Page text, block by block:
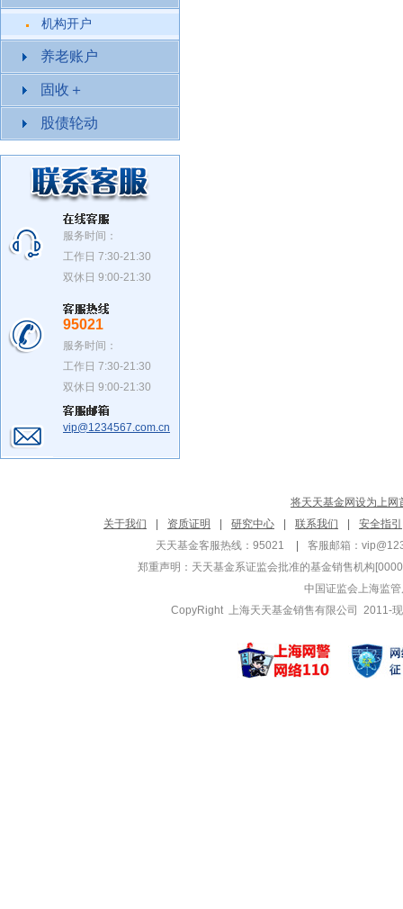
机构开户
养老账户
固收＋
股债轮动
服务时间：
工作日 7:30-21:30
双休日 9:00-21:30
95021
服务时间：
工作日 7:30-21:30
双休日 9:00-21:30
vip@1234567.com.cn
将天天基金网设为上网
关于我们
资质证明 研究中心 联系我们
安全指引
天天基金客服热线：95021
客服邮箱：
郑重声明： 天天基金系证监会批准的基金销售机构
中国证监会上海监
CopyRight 上海天天基金销售有限公司 2011-